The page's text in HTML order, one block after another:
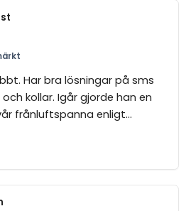
Har bra lösningar på sms
kollar. Igår gjorde han en
frånluftspanna enligt...